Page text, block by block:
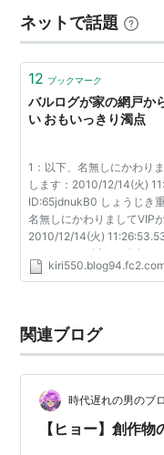
なお、バルログとは
ネットで話題
12 ブックマーク
バルログが家の網戸か
い おもいっきり濁点
1：以下、名無しにかわり
します：2010/12/14(火)
ID:65jdnukB0 しょうじき
名無しにかわりましてVIP
2010/12/14(火)
ｮｰｗｗｗ 5：以下、名無し
VIPがお送りします：2010/
関連ブログ
時代遅れの男のブ
【ヒョー】創作